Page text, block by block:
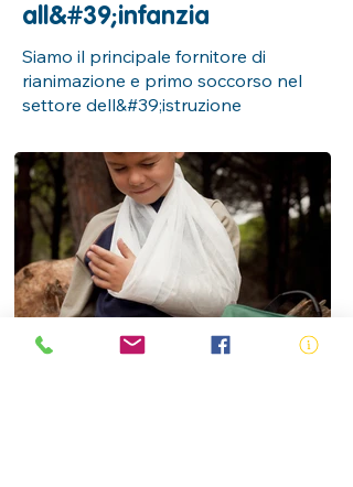
all&#39;infanzia
Siamo il principale fornitore di
rianimazione e primo soccorso nel
settore dell&#39;istruzione
HLTAID012 - Provide First Aid in an